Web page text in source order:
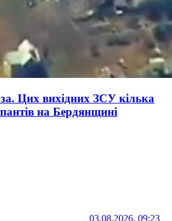
Цих вихідних ЗСУ кілька
на Бердянщині
03.08.2026, 09:23